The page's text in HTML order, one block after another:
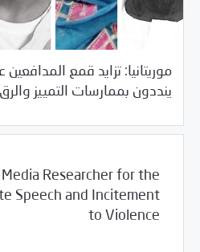
موريتانيا: تزايد قمع
ينددون بممارسات التمييز والرق
03/23/2018 العالم
Media Researcher for the
Speech and Incitement
to Violence